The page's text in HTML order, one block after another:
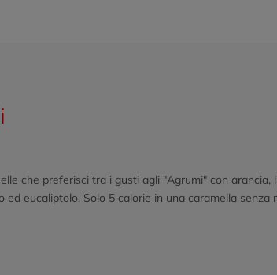
che preferisci tra i gusti agli "Agrumi" con arancia,
eucaliptolo. Solo 5 calorie in una caramella senza